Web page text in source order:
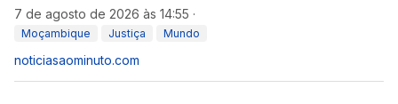
7 de agosto de 2026 às 14:55 ·
Moçambique Justiça Mundo
noticiasaominuto.com